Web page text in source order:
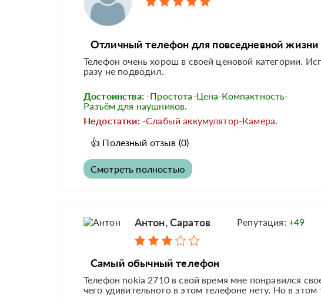
Отличный телефон для повседневной жизни
Телефон очень хорош в своей ценовой категории.
разу не подводил.
Достоинства: -Простота-Цена-Компактность-
Разъём для наушников.
Недостатки: -Слабый аккумулятор-Камера.
👍 Полезный отзыв (0)
Смотреть полностью
Антон, Саратов Репутация: +49
Самый обычный телефон
Телефон nokia 2710 в свой время мне понравился
чего удивительного в этом телефоне нету. Но в